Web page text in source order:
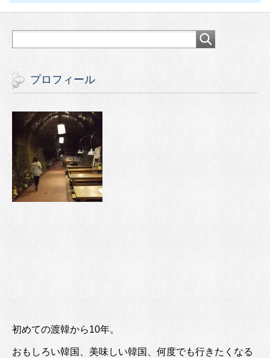
プロフィール
初めての渡韓から10年。
おもしろい韓国、美味しい韓国、何度でも行きたくなる